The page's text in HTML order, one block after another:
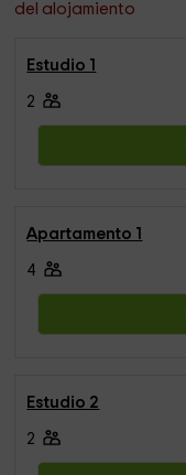
del alojamiento
Estudio 1
2
Apartamento 1
4
Estudio 2
2